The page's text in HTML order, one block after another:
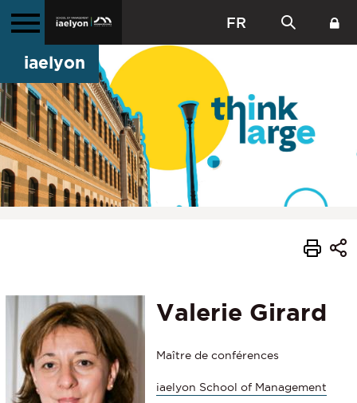
FR
iaelyon
Valerie Girard
Maître de conférences
iaelyon School of Management